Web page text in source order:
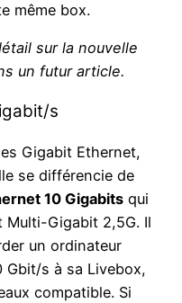
même box.
sur la nouvelle
un futur article.
s
Gigabit Ethernet,
se différencie de
10 Gigabits qui
Multi-Gigabit 2,5G. Il
un ordinateur
Gbit/s à sa Livebox,
compatible. Si